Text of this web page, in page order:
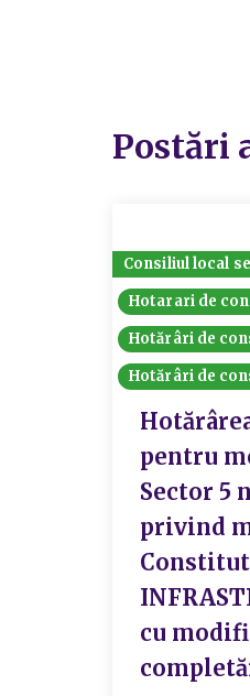
Postări
Consiliul local
Hotarari de
Hotărâri de
Hotărâri de
pentru
Sector 5
privind
cu